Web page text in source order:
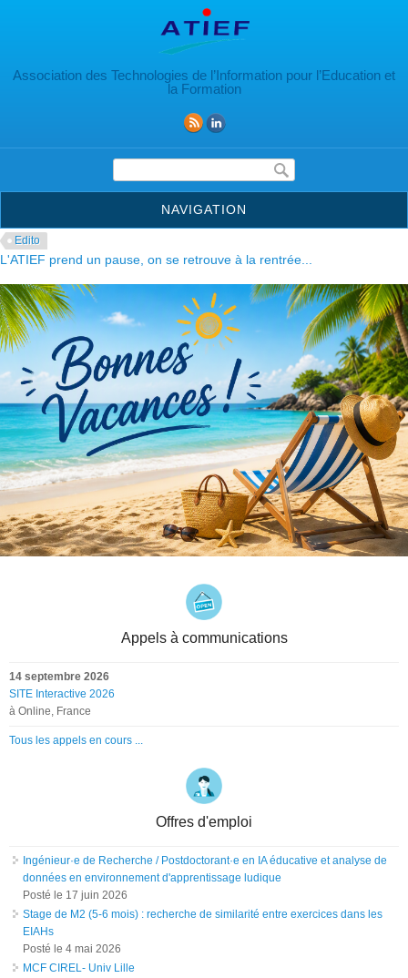
Association des Technologies de l’Information pour l’Education et
la Formation
Formulaire de recherche
NAVIGATION
Edito
L'ATIEF prend un pause, on se retrouve à la rentrée...
Appels à communications
14 septembre 2026
SITE Interactive 2026
à Online, France
Tous les appels en cours ...
Offres d'emploi
Ingénieur·e de Recherche / Postdoctorant·e en IA éducative et analyse de
données en environnement d'apprentissage ludique
Posté le 17 juin 2026
Stage de M2 (5-6 mois) : recherche de similarité entre exercices dans les
EIAHs
Posté le 4 mai 2026
MCF CIREL- Univ Lille